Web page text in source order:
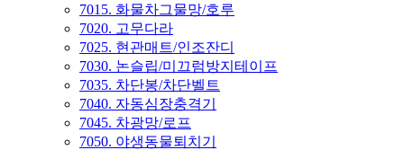
7015. 화물차그물망/호루
7020. 고무다라
7025. 현관매트/인조잔디
7030. 논슬립/미끄럼방지테이프
7035. 차단봉/차단벨트
7040. 자동심장충격기
7045. 차광망/로프
7050. 야생동물퇴치기